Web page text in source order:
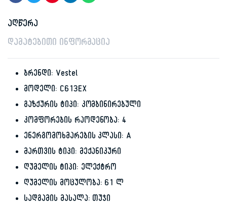
აღწერა
დამატებითი ინფორმაცია
ბრენდი: Vestel
მოდელი: C613EX
გაზქურის ტიპი: კომბინირებული
კომფორების რაოდენობა: 4
ენერგომოხმარების კლასი: A
მართვის ტიპი: მექანიკური
ღუმელის ტიპი: ელექტრო
ღუმელის მოცულობა: 61 ლ
სადგამის მასალა: თუჯი